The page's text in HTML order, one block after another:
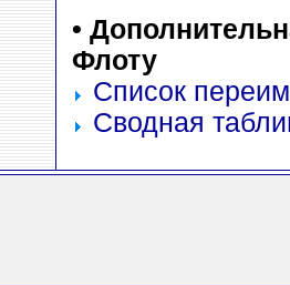
•
Флоту
Список
Сводная